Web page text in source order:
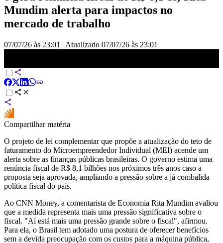
Mundim alerta para impactos no
mercado de trabalho
07/07/26 às 23:01 | Atualizado 07/07/26 às 23:01
Compartilhar matéria
O projeto de lei complementar que propõe a atualização do teto de
faturamento do Microempreendedor Individual (MEI) acende um
alerta sobre as finanças públicas brasileiras. O governo estima uma
renúncia fiscal de R$ 8,1 bilhões nos próximos três anos caso a
proposta seja aprovada, ampliando a pressão sobre a já combalida
política fiscal do país.
Ao CNN Money, a comentarista de Economia Rita Mundim avaliou
que a medida representa mais uma pressão significativa sobre o
fiscal. "Aí está mais uma pressão grande sobre o fiscal", afirmou.
Para ela, o Brasil tem adotado uma postura de oferecer benefícios
sem a devida preocupação com os custos para a máquina pública,